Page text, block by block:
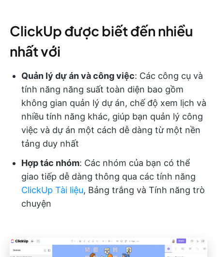
ClickUp được biết đến nhiều
nhất với
Quản lý dự án và công việc: Các công cụ và
tính năng năng suất toàn diện bao gồm
không gian quản lý dự án, chế độ xem lịch và
nhiều tính năng khác, giúp bạn quản lý công
việc và dự án một cách dễ dàng từ một nền
tảng duy nhất
Hợp tác nhóm: Các nhóm của bạn có thể
giao tiếp dễ dàng thông qua các tính năng
ClickUp Tài liệu, Bảng trắng và Tính năng trò
chuyện